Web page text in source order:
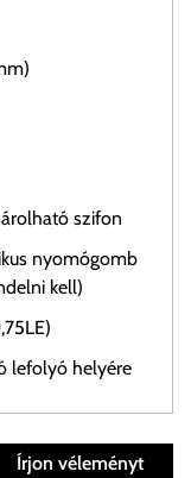
szifon
nyomógomb
kell)
lefolyó helyére
Írjon véleményt